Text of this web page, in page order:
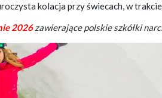
kolacja przy świecach, w
2026 zawierające polskie szkółki